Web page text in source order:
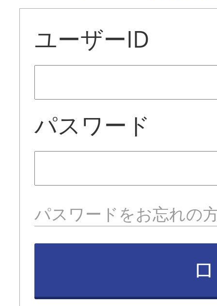
ユーザーID
パスワード
パスワードをお忘れの